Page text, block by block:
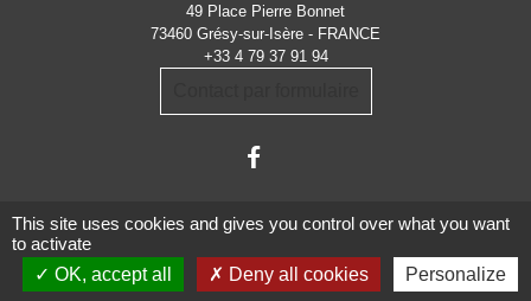
49 Place Pierre Bonnet
73460 Grésy-sur-Isère - FRANCE
+33 4 79 37 91 94
This site uses cookies and gives you control over what you want
to activate
OK, accept all
Deny all cookies Personalize